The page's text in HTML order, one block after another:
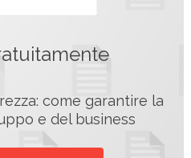
come garantire la
e del business